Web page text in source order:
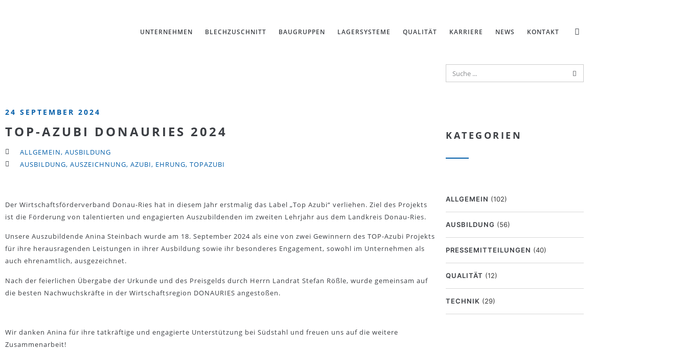
UNTERNEHMEN BLECHZUSCHNITT BAUGRUPPEN LAGERSYSTEME QUALITÄT KARRIERE NEWS KONTAKT
24 SEPTEMBER 2024
TOP-AZUBI DONAURIES 2024
ALLGEMEIN, AUSBILDUNG
AUSBILDUNG, AUSZEICHNUNG, AZUBI, EHRUNG, TOPAZUBI
Der Wirtschaftsförderverband Donau-Ries hat in diesem Jahr erstmalig das Label „Top Azubi“ verliehen. Ziel des Projekts
ist die Förderung von talentierten und engagierten Auszubildenden im zweiten Lehrjahr aus dem Landkreis Donau-Ries.
Unsere Auszubildende Anina Steinbach wurde am 18. September 2024 als eine von zwei Gewinnern des TOP-Azubi Projekts
für ihre herausragenden Leistungen in ihrer Ausbildung sowie ihr besonderes Engagement, sowohl im Unternehmen als
auch ehrenamtlich, ausgezeichnet.
Nach der feierlichen Übergabe der Urkunde und des Preisgelds durch Herrn Landrat Stefan Rößle, wurde gemeinsam auf
die besten Nachwuchskräfte in der Wirtschaftsregion DONAURIES angestoßen.
Wir danken Anina für ihre tatkräftige und engagierte Unterstützung bei Südstahl und freuen uns auf die weitere
Zusammenarbeit!
KATEGORIEN
ALLGEMEIN (102)
AUSBILDUNG (56)
PRESSEMITTEILUNGEN (40)
QUALITÄT (12)
TECHNIK (29)